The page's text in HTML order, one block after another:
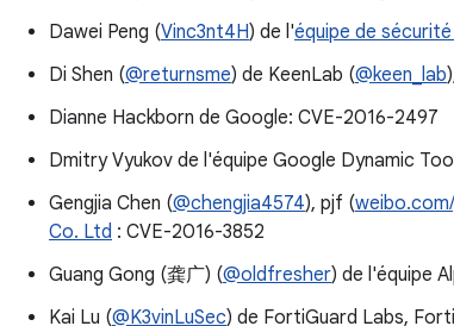
Dawei Peng (Vinc3nt4H) de l'équipe de
Di Shen (@returnsme) de KeenLab (@keen_lab
Dianne Hackborn de Google: CVE-2016-2497
Dmitry Vyukov de l'équipe Google Dynamic
Gengjia Chen (@chengjia4574), pjf (
Co. Ltd : CVE-2016-3852
Guang Gong (龚广) (@oldfresher) de l'équipe
Kai Lu (@K3vinLuSec) de FortiGuard Labs,